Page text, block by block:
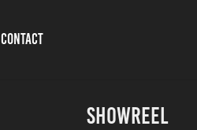
CONTACT
SHOWREEL